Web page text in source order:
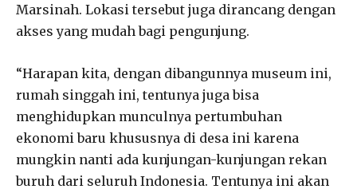
Marsinah. Lokasi tersebut juga dirancang dengan
akses yang mudah bagi pengunjung.
“Harapan kita, dengan dibangunnya museum ini,
rumah singgah ini, tentunya juga bisa
menghidupkan munculnya pertumbuhan
ekonomi baru khususnya di desa ini karena
mungkin nanti ada kunjungan-kunjungan rekan
buruh dari seluruh Indonesia. Tentunya ini akan